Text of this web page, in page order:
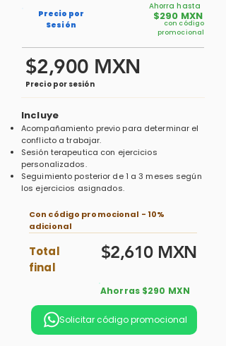
Precio por
Sesión
Ahorra hasta
$290 MXN
con código
promocional
$2,900 MXN
Precio por sesión
Incluye
Acompañamiento previo para determinar el
conflicto a trabajar.
​Sesión terapeutica con ejercicios
personalizados.
Seguimiento posterior de 1 a 3 meses según
los ejercicios asignados.
Con código promocional - 10%
adicional
Total
final
$2,610 MXN
Ahorras $290 MXN
Solicitar código promocional